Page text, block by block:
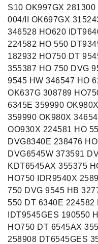
S10 OK997GX
004/II OK697GX
346528 HO620
224582 HO 550
182932 HO750 DT
355387 HO 750 DVG
9545 HW 346547 HO
OK637G 308789
6345E 359990
359990 OK980X
OO930X 224581 HO
DVG8340E 238476
DVG6545W 373591
KDT6545AX 355375
HO750 IDR9540X
750 DVG 9545 HB
550 DT 6340E 224582
IDT9545GES 190550
HO750 DT 6545AX
258908 DT6545GES